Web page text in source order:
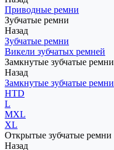
Приводные ремни
Зубчатые ремни
Назад
Зубчатые ремни
Викели зубчатых ремней
Замкнутые зубчатые ремни
Назад
Замкнутые зубчатые ремни
HTD
L
MXL
XL
Открытые зубчатые ремни
Назад